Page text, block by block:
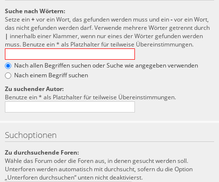
Suche nach Wörtern:
Setze ein+vor ein Wort, das gefunden werden muss und ein-vor ein Wort,
das nicht gefunden werden darf. Verwende mehrere Wörter getrennt durch
| innerhalb einer Klammer, wenn nur eines der Wörter gefunden werden
muss. Benutze ein * als Platzhalter für teilweise Übereinstimmungen.
Nach allen Begriffen suchen oder Suche wie angegeben verwenden
Nach einem Begriff suchen
Zu suchender Autor:
Benutze ein * als Platzhalter für teilweise Übereinstimmungen.
Suchoptionen
Zu durchsuchende Foren:
Wähle das Forum oder die Foren aus, in denen gesucht werden soll.
Unterforen werden automatisch mit durchsucht, sofern du die Option
„Unterforen durchsuchen“ unten nicht deaktivierst.